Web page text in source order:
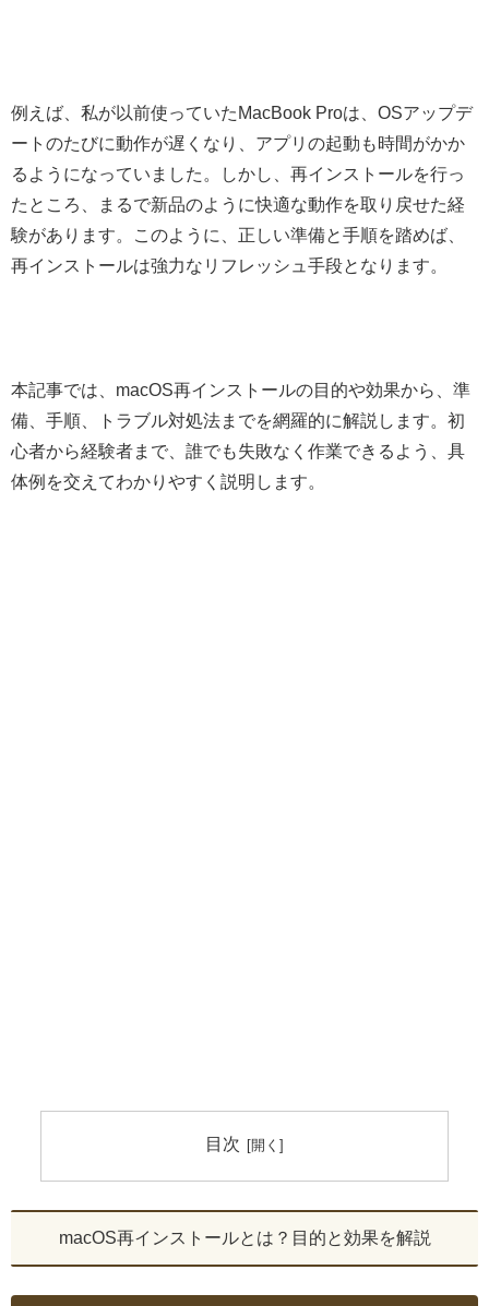
例えば、私が以前使っていたMacBook Proは、OSアップデ
ートのたびに動作が遅くなり、アプリの起動も時間がかか
るようになっていました。しかし、再インストールを行っ
たところ、まるで新品のように快適な動作を取り戻せた経
験があります。このように、正しい準備と手順を踏めば、
再インストールは強力なリフレッシュ手段となります。
本記事では、macOS再インストールの目的や効果から、準
備、手順、トラブル対処法までを網羅的に解説します。初
心者から経験者まで、誰でも失敗なく作業できるよう、具
体例を交えてわかりやすく説明します。
目次
macOS再インストールとは？目的と効果を解説